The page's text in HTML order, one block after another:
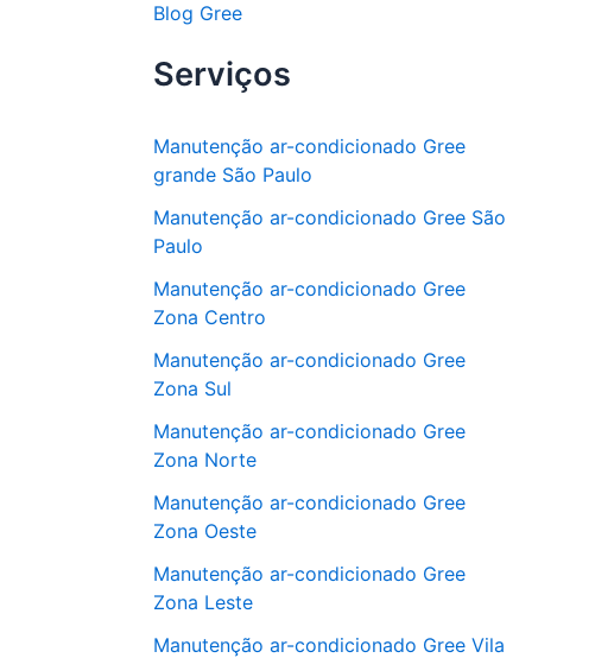
Blog Gree
Serviços
Manutenção ar-condicionado Gree
grande São Paulo
Manutenção ar-condicionado Gree São
Paulo
Manutenção ar-condicionado Gree
Zona Centro
Manutenção ar-condicionado Gree
Zona Sul
Manutenção ar-condicionado Gree
Zona Norte
Manutenção ar-condicionado Gree
Zona Oeste
Manutenção ar-condicionado Gree
Zona Leste
Manutenção ar-condicionado Gree Vila